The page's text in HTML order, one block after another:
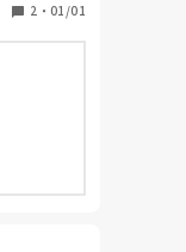
2 ・ 01/01